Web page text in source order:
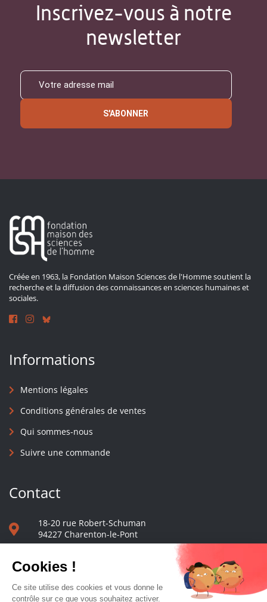
Inscrivez-vous à notre
newsletter
S'ABONNER
Créée en 1963, la Fondation Maison Sciences de l'Homme soutient la
recherche et la diffusion des connaissances en sciences humaines et
sociales.
Informations
Mentions légales
Conditions générales de ventes
Qui sommes-nous
Suivre une commande
Contact
18-20 rue Robert-Schuman
94227 Charenton-le-Pont